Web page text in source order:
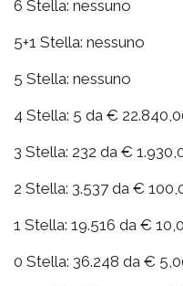
6 Stella: nessuno
5+1 Stella: nessuno
5 Stella: nessuno
4 Stella: 5 da €
3 Stella: 232 da €
2 Stella: 3.537 da €
1 Stella: 19.516 da €
0 Stella: 36.248 da €